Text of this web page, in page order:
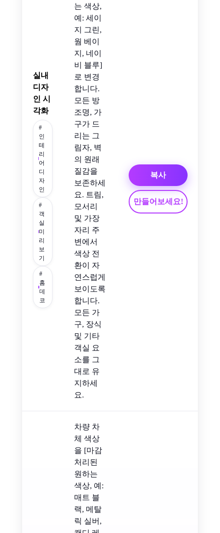
실내
디자
인 시
각화
#
인
테
리
어
디
자
인
#
객
실
미
리
보
기
#
홈
데
코
는 색상,
예: 세이
지 그린,
웜 베이
지, 네이
비 블루]
로 변경
합니다.
모든 방
조명, 가
구가 드
리는 그
림자, 벽
의 원래
질감을
보존하세
요. 트림,
모서리
및 가장
자리 주
변에서
색상 전
환이 자
연스럽게
보이도록
합니다.
모든 가
구, 장식
및 기타
객실 요
소를 그
대로 유
지하세
요.
복사
만들어보세요!
차량 차
체 색상
을 [마감
처리된
원하는
색상, 예:
매트 블
랙, 메탈
릭 실버,